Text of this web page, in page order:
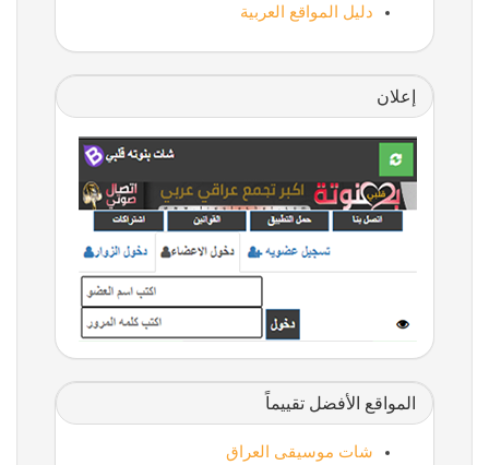
دليل المواقع العربية
إعلان
المواقع الأفضل تقييماً
شات موسيقى العراق